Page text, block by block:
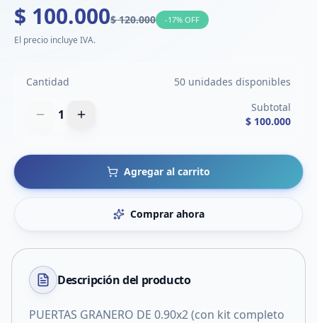
$ 100.000$ 120.000 -17% OFF
El precio incluye IVA.
Cantidad 50 unidades disponibles
1
Subtotal
$ 100.000
Agregar al carrito
Comprar ahora
Descripción del producto
PUERTAS GRANERO DE 0.90x2 (con kit completo